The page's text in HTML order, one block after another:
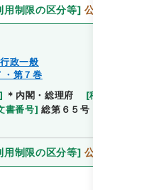
用制限の区分等] 公開
行政一般
・第７巻
] ＊内閣・総理府 [移管等年度
書番号] 総第６５号
用制限の区分等] 公開